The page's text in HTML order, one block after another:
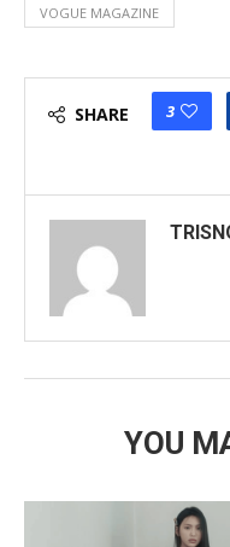
VOGUE MAGAZINE
SHARE 3
YOU